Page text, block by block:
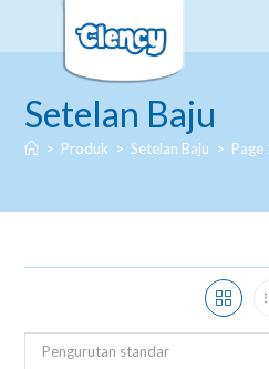
Setelan Baju
> Produk > Setelan Baju > Page
Pengurutan standar